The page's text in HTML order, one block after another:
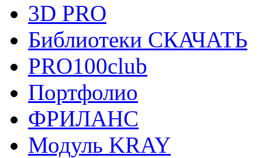
3D PRO
Библиотеки СКАЧАТЬ
PRO100club
Портфолио
ФРИЛАНС
Модуль KRAY